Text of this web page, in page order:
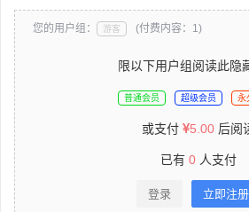
您的用户组： 游客 (付费内容：1)
限以下用户组阅读此隐
普通会员 超级会员 永
或支付 5.00 后阅
已有 0 人支付
登录 立即注册